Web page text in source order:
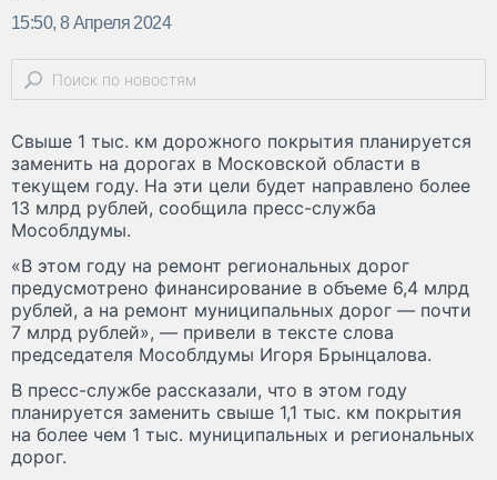
15:50, 8 Апреля 2024
Свыше 1 тыс. км дорожного покрытия планируется
заменить на дорогах в Московской области в
текущем году. На эти цели будет направлено более
13 млрд рублей, сообщила пресс-служба
Мособлдумы.
«В этом году на ремонт региональных дорог
предусмотрено финансирование в объеме 6,4 млрд
рублей, а на ремонт муниципальных дорог — почти
7 млрд рублей», — привели в тексте слова
председателя Мособлдумы Игоря Брынцалова.
В пресс-службе рассказали, что в этом году
планируется заменить свыше 1,1 тыс. км покрытия
на более чем 1 тыс. муниципальных и региональных
дорог.